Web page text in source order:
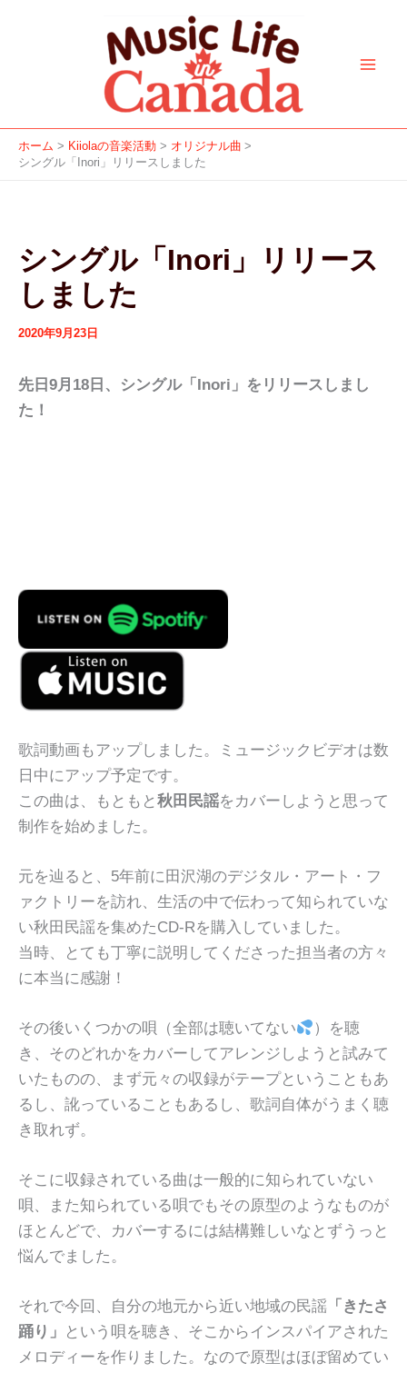
ホーム Kiiolaの音楽活動
オリジナル曲
シングル「Inori」リリースしました
シングル「Inori」リリース
しました
2020年9月23日
先日9月18日、シングル「Inori」をリリースしまし
た！
歌詞動画もアップしました。ミュージックビデオは数
日中にアップ予定です。
この曲は、もともと 秋田民謡をカバーしようと思って
制作を始めました。
元を辿ると、5年前に田沢湖のデジタル・アート・フ
ァクトリーを訪れ、生活の中で伝わって知られていな
い秋田民謡を集めたCD-Rを購入していました。
当時、とても丁寧に説明してくださった担当者の方々
に本当に感謝！
その後いくつかの唄（全部は聴いてない
）を聴
き、そのどれかをカバーしてアレンジしようと試みて
いたものの、まず元々の収録がテープということもあ
るし、訛っていることもあるし、歌詞自体がうまく聴
き取れず。
そこに収録されている曲は一般的に知られていない
唄、また知られている唄でもその原型のようなものが
ほとんどで、カバーするには結構難しいなとずうっと
悩んでました。
それで今回、自分の地元から近い地域の民謡 「きたさ
踊り」
という唄を聴き、そこからインスパイアされた
メロディーを作りました。なので原型はほぼ留めてい
o
o
k
g
a
o
u
t
u
b
e
p
p
e
p
o
t
f
y